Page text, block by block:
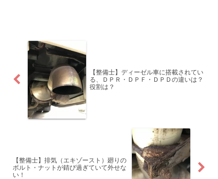
【整備士】ディーゼル車に搭載されてい
る、ＤＰＲ・ＤＰＦ・ＤＰＤの違いは？
役割は？
【整備士】排気（エキゾースト）廻りの
ボルト・ナットが錆び過ぎていて外せな
い！